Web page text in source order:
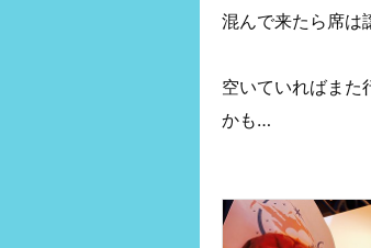
混んで来たら席は
空いていればまた
かも…